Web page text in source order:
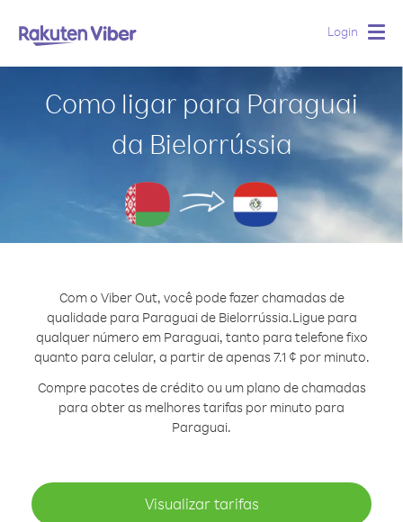
Login
Como ligar para Paraguai
da Bielorrússia
Com o Viber Out, você pode fazer chamadas de
qualidade para Paraguai de Bielorrússia.Ligue para
qualquer número em Paraguai, tanto para telefone fixo
quanto para celular, a partir de apenas 7.1 ¢ por minuto.
Compre pacotes de crédito ou um plano de chamadas
para obter as melhores tarifas por minuto para
Paraguai.
Visualizar tarifas